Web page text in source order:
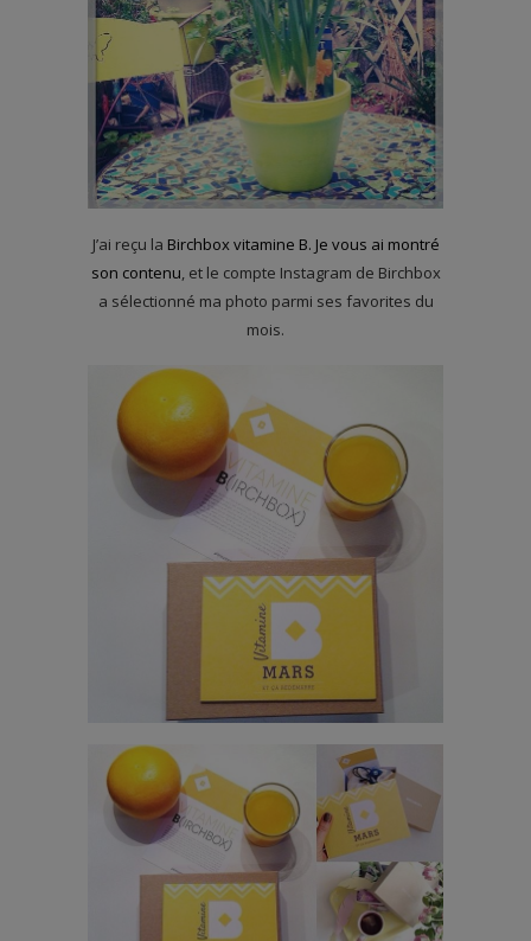
J’ai reçu la Birchbox vitamine B. Je vous ai montré
son contenu, et le compte Instagram de Birchbox
a sélectionné ma photo parmi ses favorites du
mois.